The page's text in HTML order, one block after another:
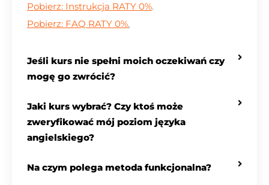
Pobierz: Instrukcja RATY 0%.
Pobierz: FAQ RATY 0%.
Jeśli kurs nie spełni moich oczekiwań czy
mogę go zwrócić?
Jaki kurs wybrać? Czy ktoś może
zweryfikować mój poziom języka
angielskiego?
Na czym polega metoda funkcjonalna?